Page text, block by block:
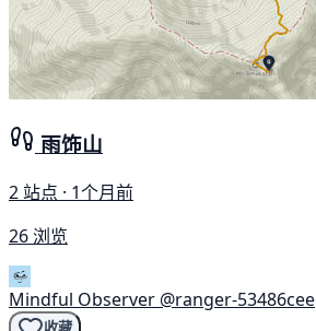
雨饰山
2 站点 · 1个月前
26 浏览
Mindful Observer @ranger-53486cee